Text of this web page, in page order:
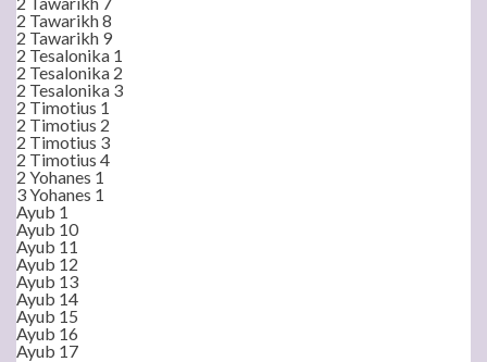
2 Tawarikh 8
2 Tawarikh 9
2 Tesalonika 1
2 Tesalonika 2
2 Tesalonika 3
2 Timotius 1
2 Timotius 2
2 Timotius 3
2 Timotius 4
2 Yohanes 1
3 Yohanes 1
Ayub 1
Ayub 10
Ayub 11
Ayub 12
Ayub 13
Ayub 14
Ayub 15
Ayub 16
Ayub 17